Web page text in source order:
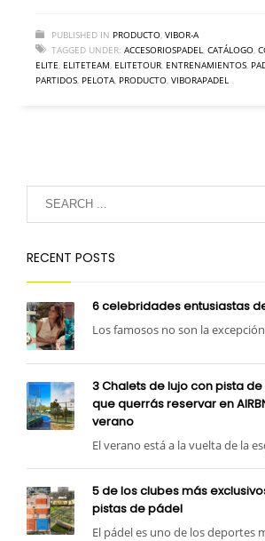
PUBLISHED IN PRODUCTO VIBOR-A
TAGGED UNDER: ACCESORIOSPADEL CATÁLOGO
ELITE ELITETEAM ELITETOUR ENTRENAMIENTOS
PARTIDOS PELOTA PRODUCTO VIBORAPADEL
RECENT POSTS
6 celebridades entusiastas
Los famosos no son la
3 Chalets de lujo con pista
que querrás reservar en
verano
El verano está a la vuelta de la
5 de los clubes más
pistas de pádel
El pádel es uno de los deportes